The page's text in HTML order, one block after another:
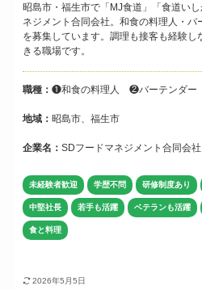
昭島市・福生市で「MJ食道」「食道い
ネジメント合同会社。和食の料理人・バ
を募集しています。調理も接客も経験
きる職場です。
職種： ❶和食の料理人 ❷バーテンダ
地域： 昭島市、福生市
企業名： SDフードマネジメント合同会社
未経験者歓迎 学歴不問 研修制度あり
中堅社長 若手も活躍 ベテランも活躍
食と料理
2026年5月5日